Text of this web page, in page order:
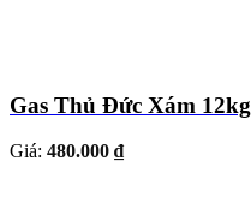
Gas Thủ Đức Xám 12kg
Giá: 480.000 ₫